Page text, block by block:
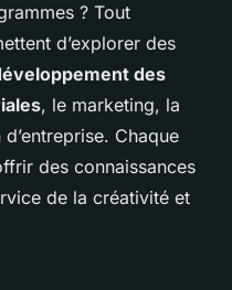
? Tout
d’explorer des
des
, le marketing, la
Chaque
des connaissances
de la créativité et